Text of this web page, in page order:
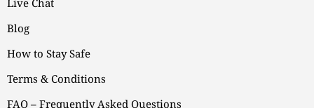
Live Chat
Blog
How to Stay Safe
Terms & Conditions